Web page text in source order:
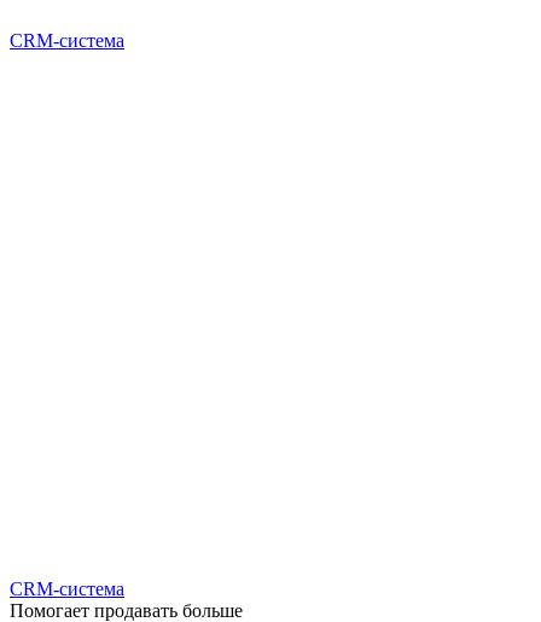
CRM-система
CRM-система
Помогает продавать больше